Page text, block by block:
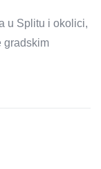
u Splitu i okolici,
gradskim